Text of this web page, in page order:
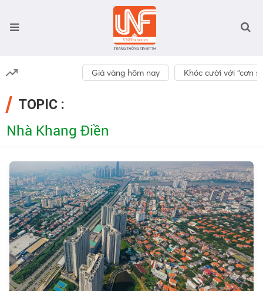
Giá vàng hôm nay Khóc cười với “cơn
TOPIC :
Nhà Khang Điền